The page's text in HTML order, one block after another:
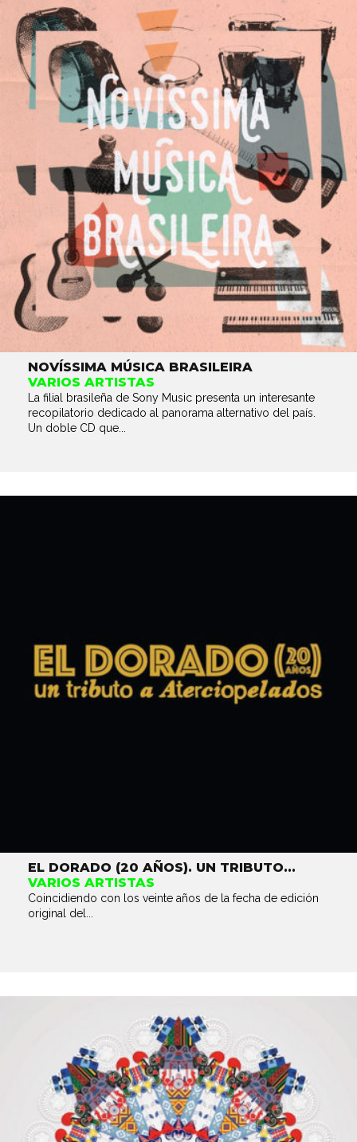
NOVÍSSIMA MÚSICA BRASILEIRA
VARIOS ARTISTAS
La filial brasileña de Sony Music presenta un interesante
recopilatorio dedicado al panorama alternativo del país.
Un doble CD que...
EL DORADO (20 AÑOS). UN TRIBUTO...
VARIOS ARTISTAS
Coincidiendo con los veinte años de la fecha de edición
original del...